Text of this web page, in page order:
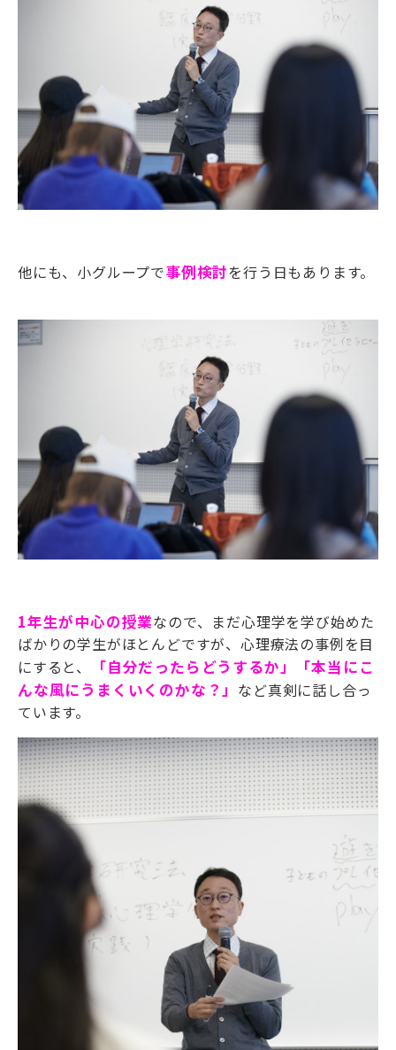
他にも、小グループで事例検討を行う日もあります。
1年生が中心の授業なので、まだ心理学を学び始めた
ばかりの学生がほとんどですが、心理療法の事例を目
にすると、
「自分だったらどうするか」「本当にこ
んな風にうまくいくのかな？」 など真剣に話し合っ
ています。